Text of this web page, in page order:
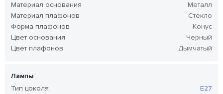
Материал основания
Металл
Материал плафонов
Стекло
Форма плафонов
Конус
Цвет основания
Черный
Цвет плафонов
Дымчатый
Лампы
Тип цоколя
E27